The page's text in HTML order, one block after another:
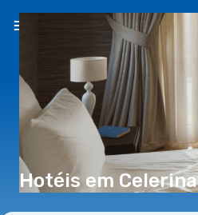
Hotéis em Celerina